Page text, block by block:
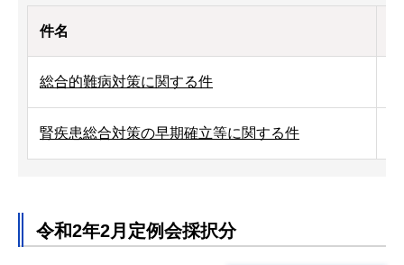
件名
総合的難病対策に関する件
腎疾患総合対策の早期確立等に関する件
令和2年2月定例会採択分